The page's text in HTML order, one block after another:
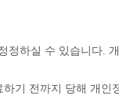
하실 수 있습니다.
기 전까지 당해 개인